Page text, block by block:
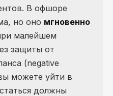
В офшоре
но оно мгновенно
малейшем
защиты от
(negative
можете уйти в
должны